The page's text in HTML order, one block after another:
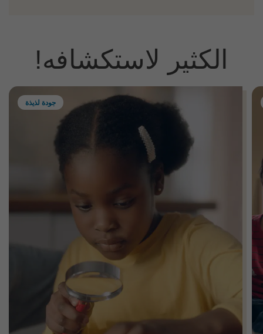
الكثير لاستكشافه!
جودة لذيذة